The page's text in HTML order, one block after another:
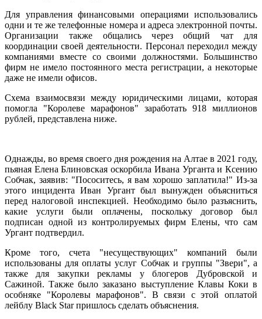
Для управления финансовыми операциями использовались
одни и те же телефонные номера и адреса электронной почты.
Организации также общались через общий чат для
координации своей деятельности. Персонал переходил между
компаниями вместе со своими должностями. Большинство
фирм не имело постоянного места регистрации, а некоторые
даже не имели офисов.
Схема взаимосвязи между юридическими лицами, которая
помогла "Королеве марафонов" заработать 918 миллионов
рублей, представлена ниже.
Однажды, во время своего дня рождения на Алтае в 2021 году,
пьяная Елена Блиновская оскорбила Ивана Урганта и Ксению
Собчак, заявив: "Пососитесь, я вам хорошо заплатила!" Из-за
этого инцидента Иван Ургант был вынужден объясниться
перед налоговой инспекцией. Необходимо было разъяснить,
какие услуги были оплачены, поскольку договор был
подписан одной из контролируемых фирм Елены, что сам
Ургант подтвердил.
Кроме того, счета "несуществующих" компаний были
использованы для оплаты услуг Собчак и группы "Звери", а
также для закупки рекламы у блогеров Дубровской и
Сажиной. Также было заказано выступление Клавы Коки в
особняке "Королевы марафонов". В связи с этой оплатой
лейблу Black Star пришлось сделать объяснения.